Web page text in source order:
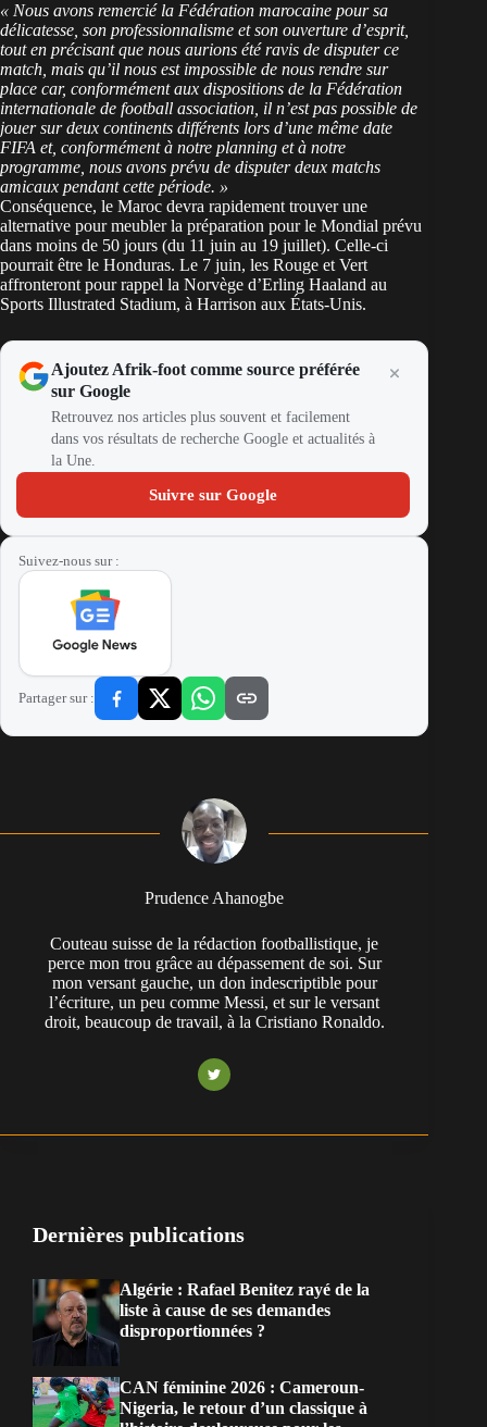
« Nous avons remercié la Fédération marocaine pour sa
délicatesse, son professionnalisme et son ouverture d’esprit,
tout en précisant que nous aurions été ravis de disputer ce
match, mais qu’il nous est impossible de nous rendre sur
place car, conformément aux dispositions de la Fédération
internationale de football association, il n’est pas possible de
jouer sur deux continents différents lors d’une même date
FIFA et, conformément à notre planning et à notre
programme, nous avons prévu de disputer deux matchs
amicaux pendant cette période. »
Conséquence, le Maroc devra rapidement trouver une
alternative pour meubler la préparation pour le Mondial prévu
dans moins de 50 jours (du 11 juin au 19 juillet). Celle-ci
pourrait être le Honduras. Le 7 juin, les Rouge et Vert
affronteront pour rappel la Norvège d’Erling Haaland au
Sports Illustrated Stadium, à Harrison aux États-Unis.
Ajoutez Afrik-foot comme source préférée
sur Google
Retrouvez nos articles plus souvent et facilement
dans vos résultats de recherche Google et actualités à
la Une.
Suivre sur Google
Suivez-nous sur :
Partager sur :
Prudence Ahanogbe
Couteau suisse de la rédaction footballistique, je
perce mon trou grâce au dépassement de soi. Sur
mon versant gauche, un don indescriptible pour
l’écriture, un peu comme Messi, et sur le versant
droit, beaucoup de travail, à la Cristiano Ronaldo.
Dernières publications
Algérie : Rafael Benitez rayé de la
liste à cause de ses demandes
disproportionnées ?
CAN féminine 2026 : Cameroun-
Nigeria, le retour d’un classique à